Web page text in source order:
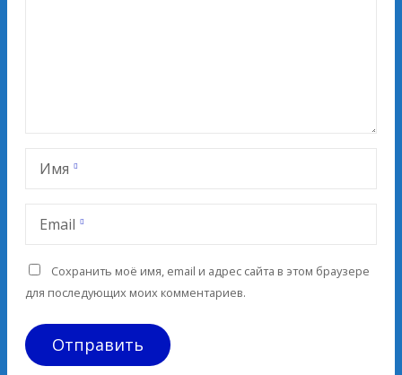
Имя
Email
Сохранить моё имя, email и адрес сайта в этом браузере
для последующих моих комментариев.